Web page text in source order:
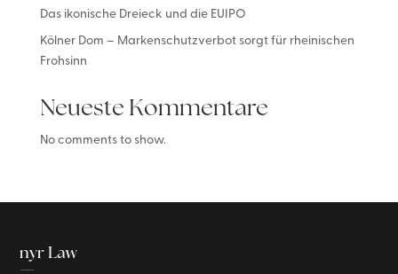
Das ikonische Dreieck und die EUIPO
Kölner Dom – Markenschutzverbot sorgt für rheinischen
Frohsinn
Neueste Kommentare
No comments to show.
nyr Law
—